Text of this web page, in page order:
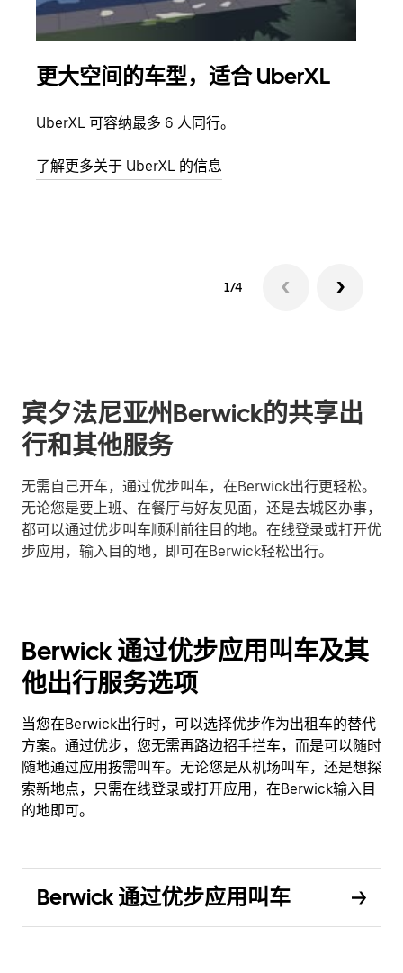
更大空间的车型，适合 UberXL
UberXL 可容纳最多 6 人同行。
了解更多关于 UberXL 的信息
1/4
宾夕法尼亚州Berwick的共享出
行和其他服务
无需自己开车，通过优步叫车，在Berwick出行更轻松。
无论您是要上班、在餐厅与好友见面，还是去城区办事，
都可以通过优步叫车顺利前往目的地。在线登录或打开优
步应用，输入目的地，即可在Berwick轻松出行。
Berwick 通过优步应用叫车及其
他出行服务选项
当您在Berwick出行时，可以选择优步作为出租车的替代
方案。通过优步，您无需再路边招手拦车，而是可以随时
随地通过应用按需叫车。无论您是从机场叫车，还是想探
索新地点，只需在线登录或打开应用，在Berwick输入目
的地即可。
Berwick 通过优步应用叫车